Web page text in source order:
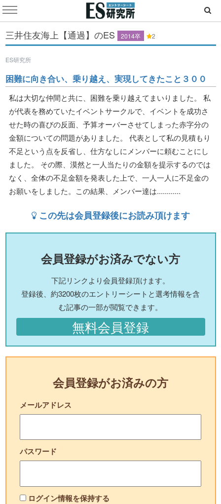
三井住友海上【通過】のES 2014卒 2
ES研究所
困難に向き合い、乗り越え、実現してきたこと３００
私は大切な仲間と共に、困難を乗り越えてまいりました。 私
が代表を務めていたイベントサークルで、イベントを成功さ
せた時の喜びの反面、予算オーバーさせてしまった赤字分の
金額についての問題がありました。 代表として私の見積もり
不足という点を反省し、仕方なしにメンバーに頼むことにし
ました。 その際、漠然と一人当たりの金額を提示するのでは
なく、全体の不足金額を発表した上で、一人一人に不足金の
お願いをしました。この結果、メンバー達は............
この先は会員登録後にお読み頂けます
会員登録がお済みでない方
下記リンクより会員登録頂けます。
登録後、約3200枚のエントリーシートと選考情報を含
む記事の一部が閲覧できます。
無料会員登録
会員登録がお済みの方
メールアドレス
パスワード
ログイン情報を保持する